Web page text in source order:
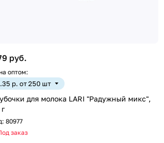
руб.
оптом:
р. от 250 шт
для молока LARI "Радужный микс",
80977
заказ